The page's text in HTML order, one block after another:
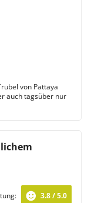
von Pattaya
auch tagsüber nur
3.8 / 5.0